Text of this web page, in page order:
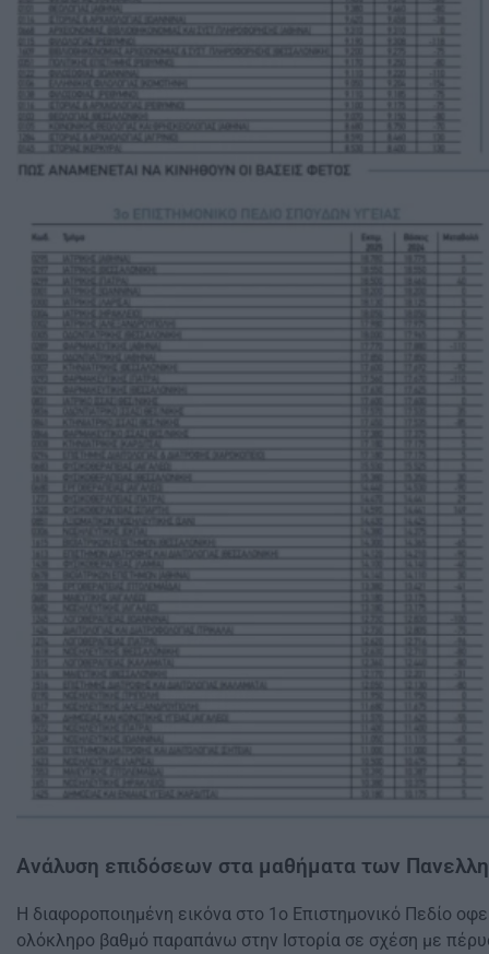
Ανάλυση επιδόσεων στα μαθήματα των
Η διαφοροποιημένη εικόνα στο 1ο Επιστημονικό Πεδίο
ολόκληρο βαθμό παραπάνω στην Ιστορία σε σχέση με